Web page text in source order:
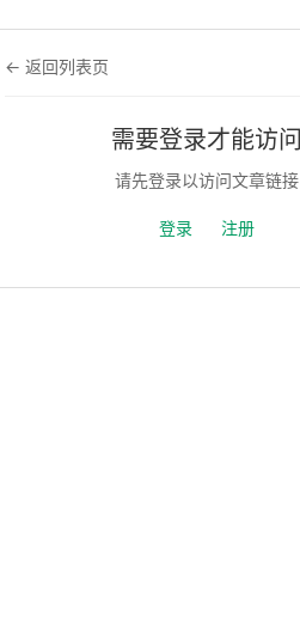
← 返回列表页
需要登录才能访问
请先登录以访问文章链接
登录 注册